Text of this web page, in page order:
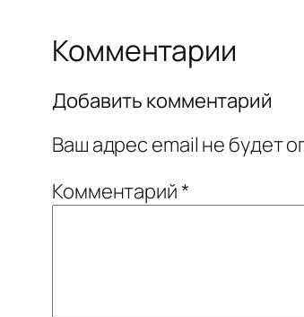
Комментарии
Добавить комментарий
Ваш адрес email не будет
Комментарий*